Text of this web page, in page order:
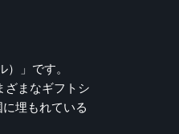
」です。
ざまなギフトシ
埋もれている